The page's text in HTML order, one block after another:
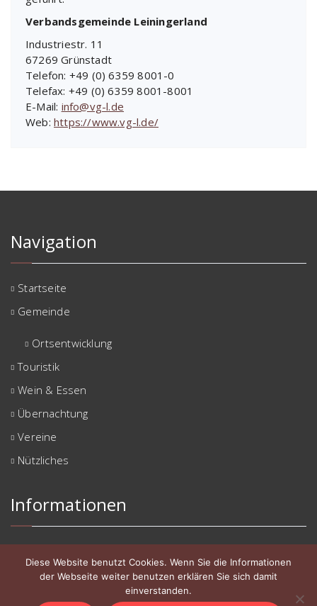
Verbandsgemeinde Leiningerland
Industriestr. 11
67269 Grünstadt
Telefon: +49 (0) 6359 8001-0
Telefax: +49 (0) 6359 8001-8001
E-Mail: info@vg-l.de
Web: https://www.vg-l.de/
Navigation
Startseite
Gemeinde
Ortsentwicklung
Touristik
Wein & Essen
Übernachtung
Vereine
Nützliches
Informationen
Datenschutzerklärung
Diese Website benutzt Cookies. Wenn Sie die Informationen
der Webseite weiter benutzen erklären Sie sich damit
einverstanden.